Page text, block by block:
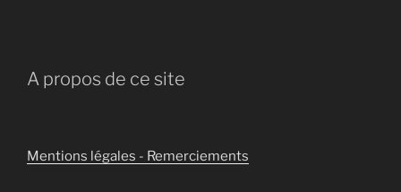
A propos de ce site
Mentions légales - Remerciements